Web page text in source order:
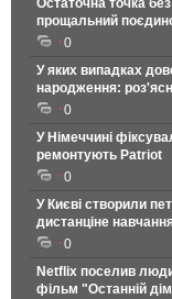
Остаточна точка
прощальний
0
У яких випадках
народження:
0
У Німеччині
ремонтують Patriot
0
У Києві створили
дистанціне
0
Netflix поселив
фільм "Останній